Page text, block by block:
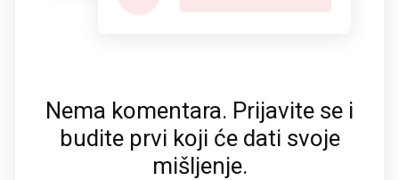
Nema komentara. Prijavite se i
budite prvi koji će dati svoje
mišljenje.